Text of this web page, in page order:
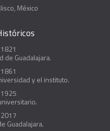
México
de Guadalajara.
y el instituto.
Guadalajara.